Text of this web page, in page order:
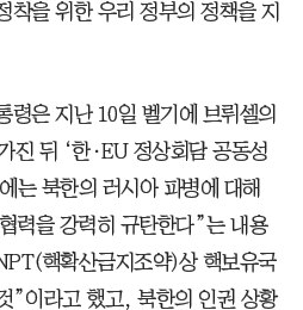
착을 위한 우리 정부의 정책을 지
령은 지난 10일 벨기에 브뤼셀의
진 뒤 ‘한·EU 정상회담 공동성
는 북한의 러시아 파병에 대해
력을 강력히 규탄한다”는 내용
핵확산금지조약)상 핵보유국
”이라고 했고, 북한의 인권 상황